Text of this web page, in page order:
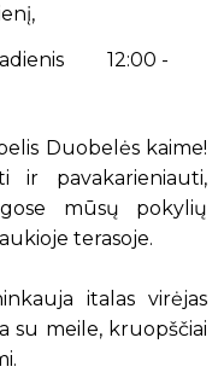
12:00 -
Duobelės kaime!
ir pavakarieniauti,
mūsų pokylių
terasoje.
italas virėjas
su meile, kruopščiai